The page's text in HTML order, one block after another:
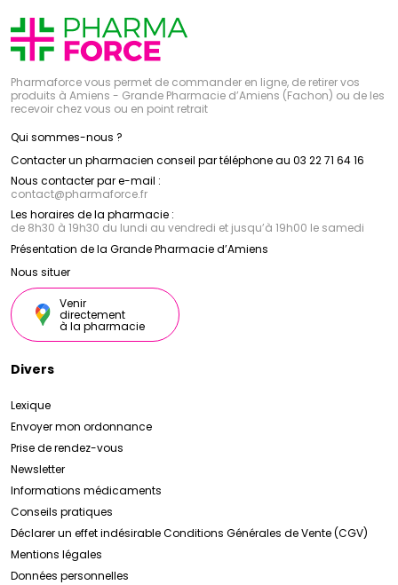
Pharmaforce vous permet de commander en ligne, de retirer vos
produits à Amiens - Grande Pharmacie d’Amiens (Fachon) ou de les
recevoir chez vous ou en point retrait
Qui sommes-nous ?
Contacter un pharmacien conseil par téléphone au 03 22 71 64 16
Nous contacter par e-mail :
contact@pharmaforce.fr
Les horaires de la pharmacie :
de 8h30 à 19h30 du lundi au vendredi et jusqu’à 19h00 le samedi
Présentation de la Grande Pharmacie d’Amiens
Nous situer
Venir
directement
à la pharmacie
Divers
Lexique
Envoyer mon ordonnance
Prise de rendez-vous
Newsletter
Informations médicaments
Conseils pratiques
Déclarer un effet indésirableConditions Générales de Vente (CGV)
Mentions légales
Données personnelles